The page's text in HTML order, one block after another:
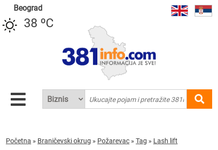
Beograd
38 ºC
Početna » Braničevski okrug » Požarevac » Tag » Lash lift